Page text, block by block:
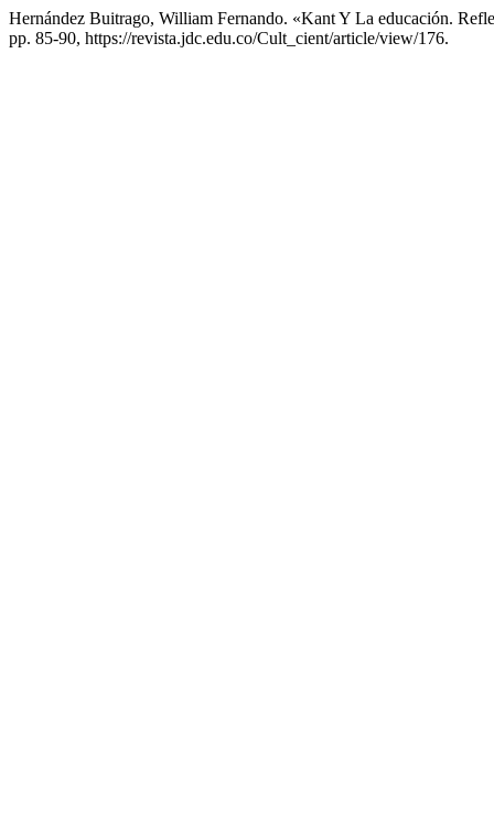
Hernández Buitrago, William Fernando. «Kant Y La educación.
pp. 85-90, https://revista.jdc.edu.co/Cult_cient/article/view/176.